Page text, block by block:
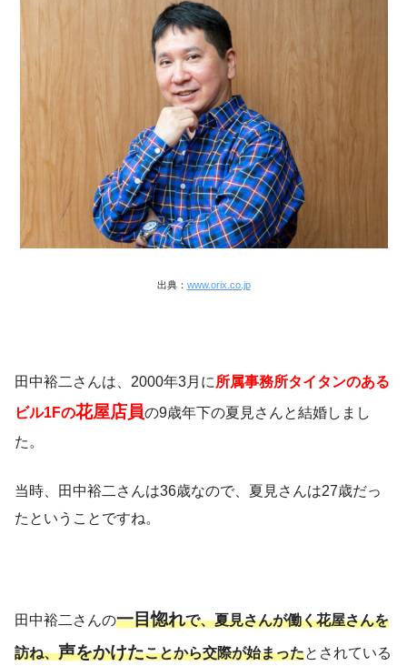
出典： www.orix.co.jp
田中裕二さんは、2000年3月に所属事務所タイタンのある
ビル1Fの花屋店員の9歳年下の夏 見さんと結婚しまし
た。
当時、田中裕二さんは36歳なので、夏見さんは27歳だっ
たということですね。
田中裕二さんの一目惚れで、夏見さんが働く花屋さんを
訪ね、声をかけたことから交際が始まったとされている